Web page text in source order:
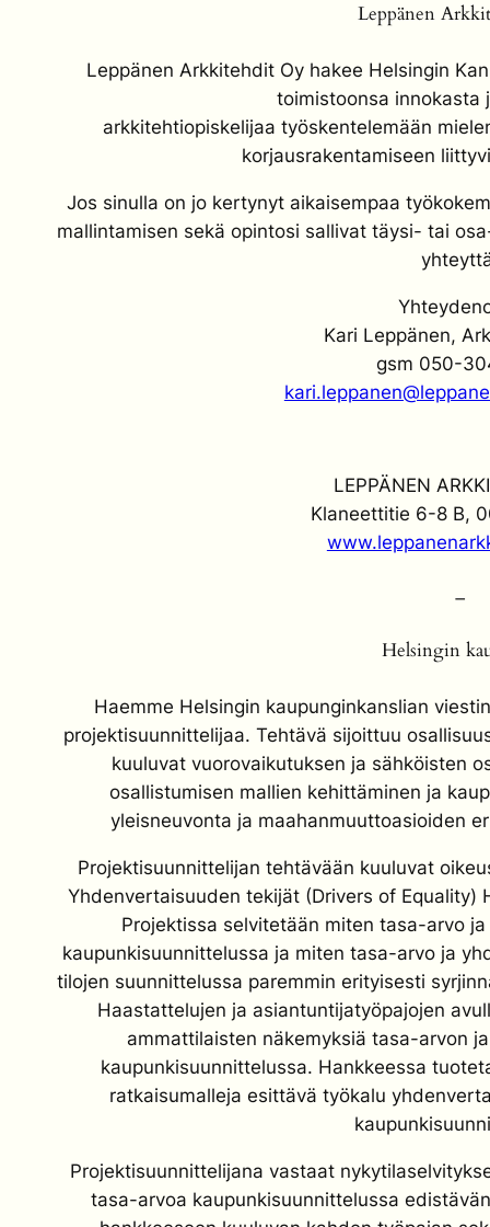
Leppänen
Leppänen Arkkitehdit Oy hakee Helsingin
toimistoonsa innokasta
arkkitehtiopiskelijaa työskentelemään
korjausrakentamiseen
Jos sinulla on jo kertynyt aikaisempaa
mallintamisen sekä opintosi sallivat täysi- tai
Kari Leppänen,
gsm 050-
LEPPÄNEN
Klaneettitie 6-8 B,
–
Helsingin
Haemme Helsingin kaupunginkanslian
projektisuunnittelijaa. Tehtävä sijoittuu
kuuluvat vuorovaikutuksen ja sähköisten
osallistumisen mallien kehittäminen ja
yleisneuvonta ja maahanmuuttoasioiden
Projektisuunnittelijan tehtävään kuuluvat
Yhdenvertaisuuden tekijät (Drivers of
Projektissa selvitetään miten tasa-arvo
kaupunkisuunnittelussa ja miten tasa-arvo ja
tilojen suunnittelussa paremmin erityisesti
Haastattelujen ja asiantuntijatyöpajojen
ammattilaisten näkemyksiä tasa-arvon
kaupunkisuunnittelussa. Hankkeessa
ratkaisumalleja esittävä työkalu
Projektisuunnittelijana vastaat
tasa-arvoa kaupunkisuunnittelussa